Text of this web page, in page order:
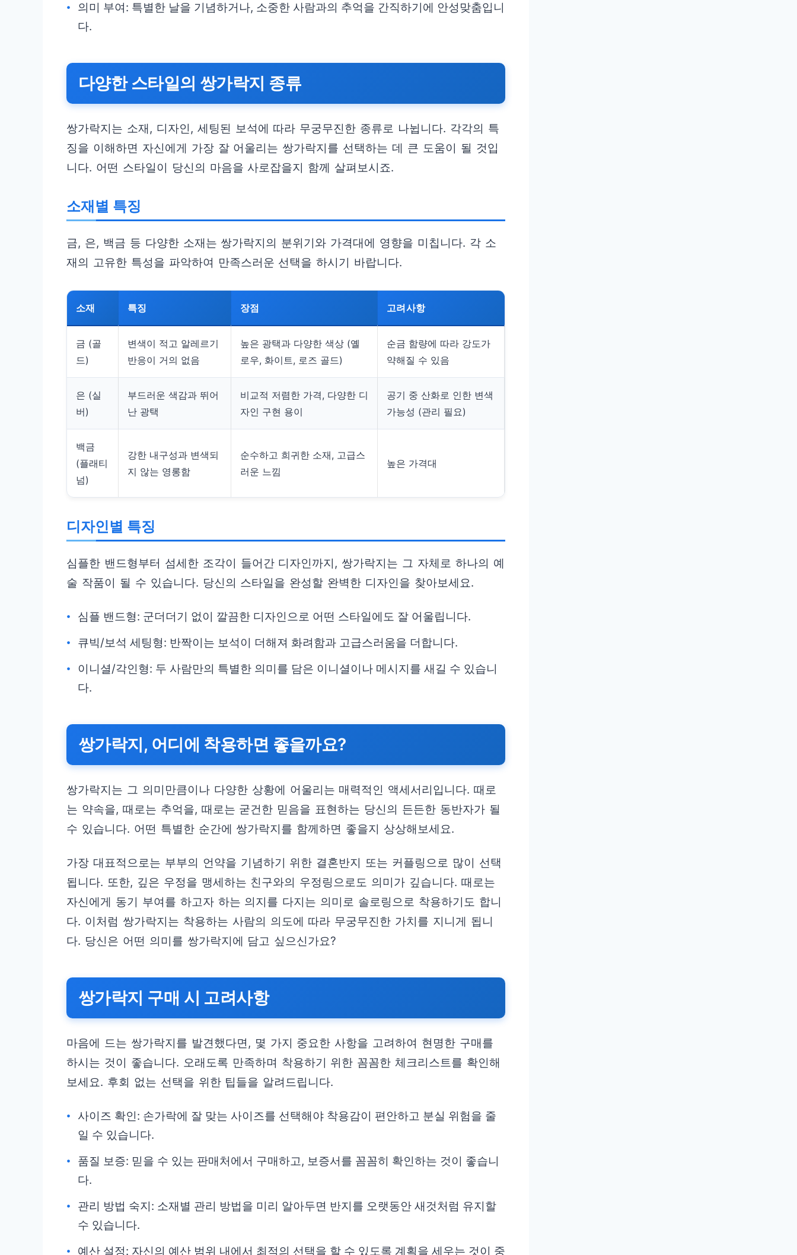
의미 부여: 특별한 날을 기념하거나, 소중한 사람과의 추억을 간직하기에 안성맞춤입니
다.
다양한 스타일의 쌍가락지 종류
쌍가락지는 소재, 디자인, 세팅된 보석에 따라 무궁무진한 종류로 나뉩니다. 각각의 특
징을 이해하면 자신에게 가장 잘 어울리는 쌍가락지를 선택하는 데 큰 도움이 될 것입
니다. 어떤 스타일이 당신의 마음을 사로잡을지 함께 살펴보시죠.
소재별 특징
금, 은, 백금 등 다양한 소재는 쌍가락지의 분위기와 가격대에 영향을 미칩니다. 각 소
재의 고유한 특성을 파악하여 만족스러운 선택을 하시기 바랍니다.
소재 특징 장점 고려사항
금 (골
드)
변색이 적고 알레르기
반응이 거의 없음
높은 광택과 다양한 색상 (옐
로우, 화이트, 로즈 골드)
순금 함량에 따라 강도가
약해질 수 있음
은 (실
버)
부드러운 색감과 뛰어
난 광택
비교적 저렴한 가격, 다양한 디
자인 구현 용이
공기 중 산화로 인한 변색
가능성 (관리 필요)
백금
(플래티
넘)
강한 내구성과 변색되
지 않는 영롱함
순수하고 희귀한 소재, 고급스
러운 느낌
높은 가격대
디자인별 특징
심플한 밴드형부터 섬세한 조각이 들어간 디자인까지, 쌍가락지는 그 자체로 하나의 예
술 작품이 될 수 있습니다. 당신의 스타일을 완성할 완벽한 디자인을 찾아보세요.
심플 밴드형: 군더더기 없이 깔끔한 디자인으로 어떤 스타일에도 잘 어울립니다.
큐빅/보석 세팅형: 반짝이는 보석이 더해져 화려함과 고급스러움을 더합니다.
이니셜/각인형: 두 사람만의 특별한 의미를 담은 이니셜이나 메시지를 새길 수 있습니
다.
쌍가락지, 어디에 착용하면 좋을까요?
쌍가락지는 그 의미만큼이나 다양한 상황에 어울리는 매력적인 액세서리입니다. 때로
는 약속을, 때로는 추억을, 때로는 굳건한 믿음을 표현하는 당신의 든든한 동반자가 될
수 있습니다. 어떤 특별한 순간에 쌍가락지를 함께하면 좋을지 상상해보세요.
가장 대표적으로는 부부의 언약을 기념하기 위한 결혼반지 또는 커플링으로 많이 선택
됩니다. 또한, 깊은 우정을 맹세하는 친구와의 우정링으로도 의미가 깊습니다. 때로는
자신에게 동기 부여를 하고자 하는 의지를 다지는 의미로 솔로링으로 착용하기도 합니
다. 이처럼 쌍가락지는 착용하는 사람의 의도에 따라 무궁무진한 가치를 지니게 됩니
다. 당신은 어떤 의미를 쌍가락지에 담고 싶으신가요?
쌍가락지 구매 시 고려사항
마음에 드는 쌍가락지를 발견했다면, 몇 가지 중요한 사항을 고려하여 현명한 구매를
하시는 것이 좋습니다. 오래도록 만족하며 착용하기 위한 꼼꼼한 체크리스트를 확인해
보세요. 후회 없는 선택을 위한 팁들을 알려드립니다.
사이즈 확인: 손가락에 잘 맞는 사이즈를 선택해야 착용감이 편안하고 분실 위험을 줄
일 수 있습니다.
품질 보증: 믿을 수 있는 판매처에서 구매하고, 보증서를 꼼꼼히 확인하는 것이 좋습니
다.
관리 방법 숙지: 소재별 관리 방법을 미리 알아두면 반지를 오랫동안 새것처럼 유지할
수 있습니다.
예산 설정: 자신의 예산 범위 내에서 최적의 선택을 할 수 있도록 계획을 세우는 것이 중